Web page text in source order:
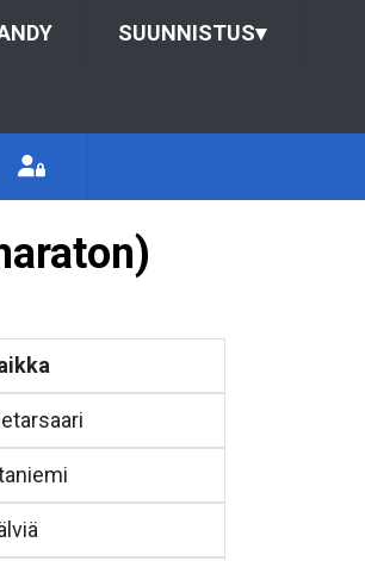
SUUNNISTUS▾